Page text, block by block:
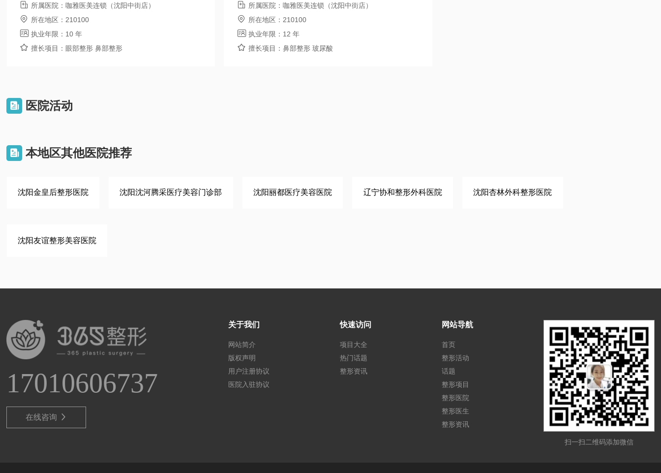
 所属医院：咖雅医美连锁（沈阳中街店）
 所在地区： 210100
 执业年限： 10 年
 擅长项目： 眼部整形 鼻部整形
 所属医院：咖雅医美连锁（沈阳中街店）
 所在地区： 210100
 执业年限： 12 年
 擅长项目：鼻部整形 玻尿酸
 医院活动
 本地区其他医院推荐
沈阳金皇后整形医院 沈阳沈河腾采医疗美容门诊部 沈阳丽都医疗美容医院 辽宁协和整形外科医院 沈阳杏林外科整形医院
沈阳友谊整形美容医院
17010606737
在线咨询 
关于我们
网站简介
版权声明
用户注册协议
医院入驻协议
快速访问
项目大全
热门话题
整形资讯
网站导航
首页
整形活动
话题
整形项目
整形医院
整形医生
整形资讯
扫一扫二维码添加微信